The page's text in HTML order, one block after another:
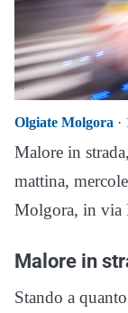
Olgiate Molgora ·
Malore in
mattina,
Molgora, in via
Malore in
Stando a